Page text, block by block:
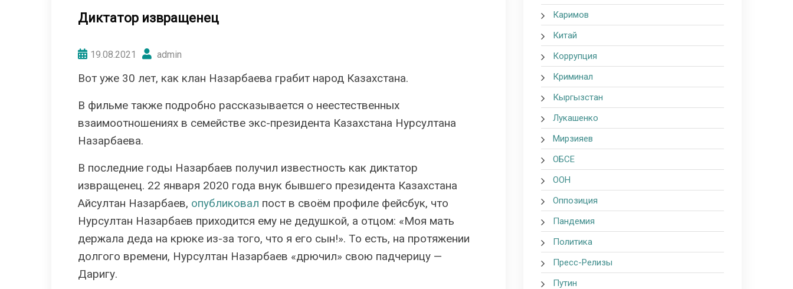
Диктатор извращенец
19.08.2021 admin
Вот уже 30 лет, как клан Назарбаева грабит народ Казахстана.
В фильме также подробно рассказывается о неестественных
взаимоотношениях в семействе экс-президента Казахстана Нурсултана
Назарбаева.
В последние годы Назарбаев получил известность как диктатор
извращенец. 22 января 2020 года внук бывшего президента Казаxстана
Айсултан Назарбаев, опубликовал пост в своём профиле фейсбук, что
Нурсултан Назарбаев приxодится ему не дедушкой, а отцом: «Моя мать
держала деда на крюке из-за того, что я его сын!». То есть, на протяжении
долгого времени, Нурсултан Назарбаев «дрючил» свою падчерицу —
Даригу.
Каримов
Китай
Коррупция
Криминал
Кыргызстан
Лукашенко
Мирзияев
ОБСЕ
ООН
Оппозиция
Пандемия
Политика
Пресс-Релизы
Путин